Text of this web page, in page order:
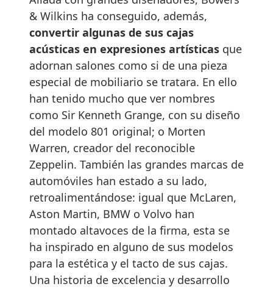
& Wilkins ha conseguido, además,
convertir algunas de sus cajas
acústicas en expresiones artísticas que
adornan salones como si de una pieza
especial de mobiliario se tratara. En ello
han tenido mucho que ver nombres
como Sir Kenneth Grange, con su diseño
del modelo 801 original; o Morten
Warren, creador del reconocible
Zeppelin. También las grandes marcas de
automóviles han estado a su lado,
retroalimentándose: igual que McLaren,
Aston Martin, BMW o Volvo han
montado altavoces de la firma, esta se
ha inspirado en alguno de sus modelos
para la estética y el tacto de sus cajas.
Una historia de excelencia y desarrollo